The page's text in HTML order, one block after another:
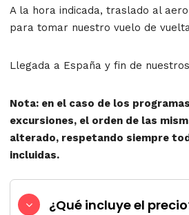
A la hora indicada, traslado al
para tomar nuestro vuelo de
Llegada a España y fin de
Nota: en el caso de los
excursiones, el orden de las
alterado, respetando siempre
incluidas.
¿Qué incluye el